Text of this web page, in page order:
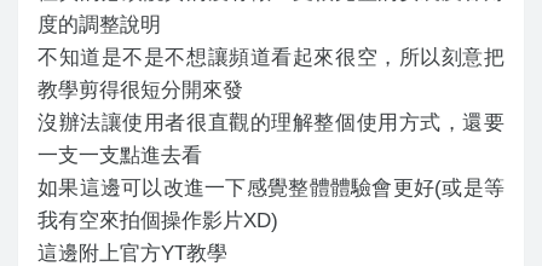
度的調整說明
不知道是不是不想讓頻道看起來很空，所以刻意把
教學剪得很短分開來發
沒辦法讓使用者很直觀的理解整個使用方式，還要
一支一支點進去看
如果這邊可以改進一下感覺整體體驗會更好(或是等
我有空來拍個操作影片XD)
這邊附上官方YT教學